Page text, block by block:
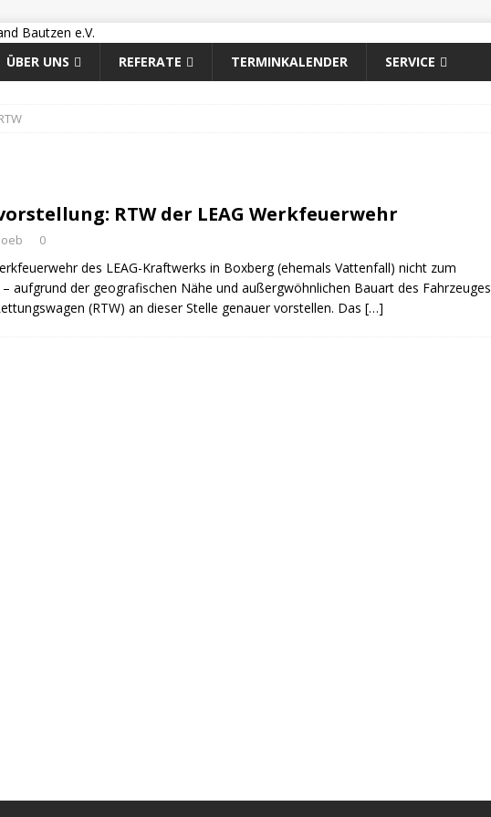
ÜBER UNS REFERATE TERMINKALENDER SERVICE
RTW der LEAG Werkfeuerwehr
0
des LEAG-Kraftwerks in Boxberg (ehemals Vattenfall) nicht zum
aufgrund der geografischen Nähe und außergwöhnlichen Bauart des Fahrzeuges
(RTW) an dieser Stelle genauer vorstellen. Das […]